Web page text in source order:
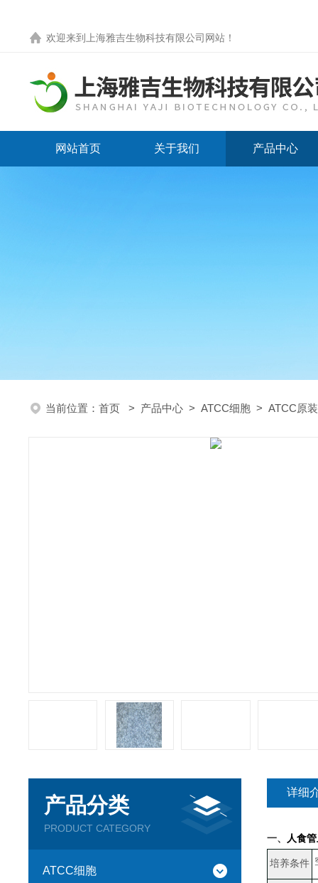
欢迎来到 上海雅吉生物科技有限公司网站 ！
网站首页 关于我们 产品中心
当前位置： 首页 > 产品中心 > ATCC细胞 > ATCC原
产品分类
PRODUCT CATEGORY
ATCC细胞
详细
一、 人食
培养条件